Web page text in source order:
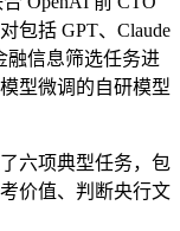
包括 GPT、Claude
融信息筛选任务进
型微调的自研模型
六项典型任务，包
价值、判断央行文